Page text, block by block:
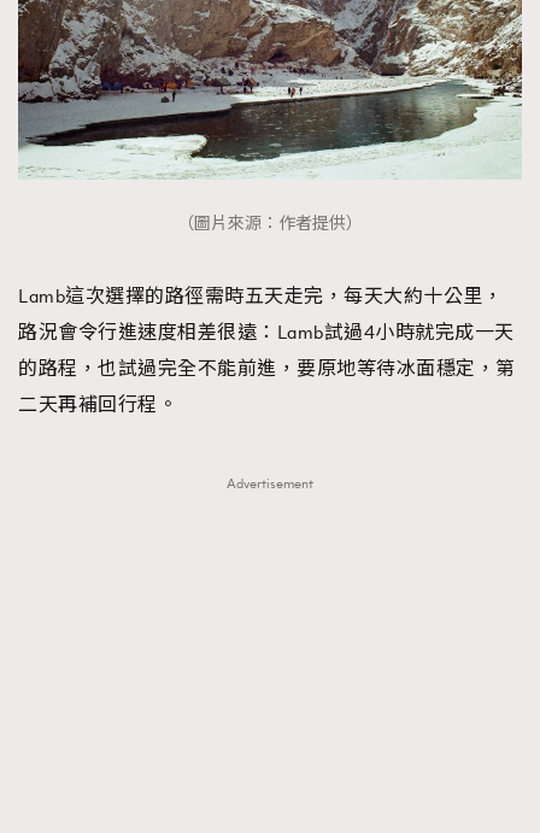
（圖片來源：作者提供）
Lamb這次選擇的路徑需時五天走完，每天大約十公里，
路況會令行進速度相差很遠：Lamb試過4小時就完成一天
的路程，也試過完全不能前進，要原地等待冰面穩定，第
二天再補回行程。
Advertisement